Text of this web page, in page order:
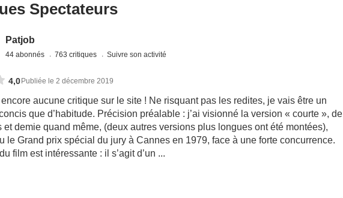
Spectateurs
Patjob
44 abonnés 763 critiques Suivre son activité
4,0 Publiée le 2 décembre 2019
encore aucune critique sur le site ! Ne risquant pas les redites, je vais être un
que d’habitude. Précision préalable : j’ai visionné la version « courte », de
et demie quand même, (deux autres versions plus longues ont été montées),
le Grand prix spécial du jury à Cannes en 1979, face à une forte concurrence.
film est intéressante : il s’agit d’un ...